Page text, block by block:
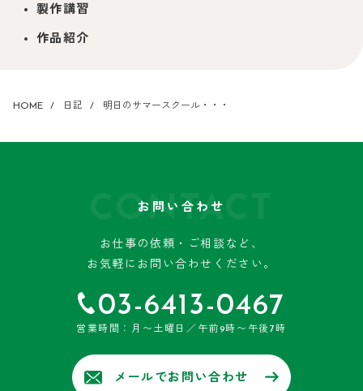
製作講習
作品紹介
HOME 日記 明日のサマースクール・・・
CONTACT
お問い合わせ
お仕事の依頼・ご相談など、
お気軽にお問い合わせください。
03-6413-0467
営業時間：月〜土曜日／午前9時〜午後7時
メールでお問い合わせ